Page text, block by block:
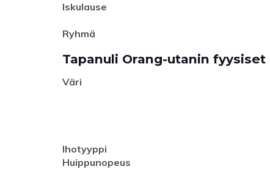
Iskulause
Ryhmä
Tapanuli Orang-utanin
Väri
Ihotyyppi
Huippunopeus